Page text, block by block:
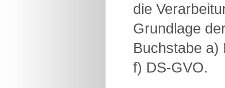
die
Grundlage
Buchstabe a)
f) DS-GVO.